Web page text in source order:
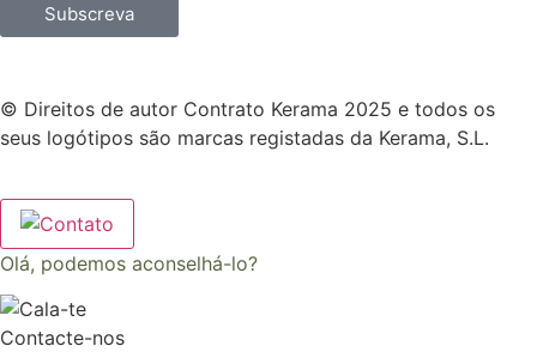
Subscreva
© Direitos de autor Contrato Kerama 2025 e todos os
seus logótipos são marcas registadas da Kerama, S.L.
Olá, podemos aconselhá-lo?
Contacte-nos